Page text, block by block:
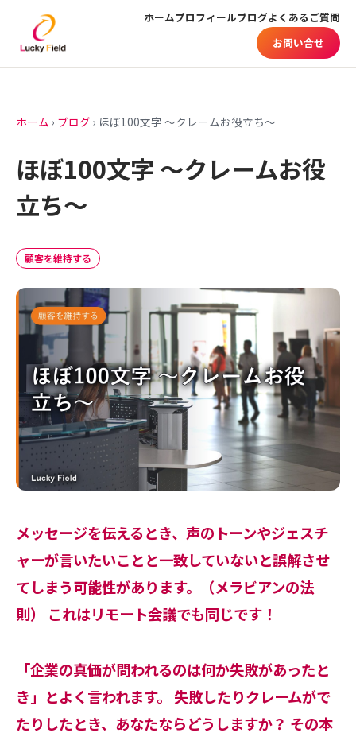
ホームプロフィールブログよくあるご質問
お問い合せ
ホーム › ブログ › ほぼ100文字 ～クレームお役立ち～
ほぼ100文字 ～クレームお役
立ち～
顧客を維持する
メッセージを伝えるとき、声のトーンやジェスチ
ャーが言いたいことと一致していないと誤解させ
てしまう可能性があります。（メラビアンの法
則） これはリモート会議でも同じです！
「企業の真価が問われるのは何か失敗があったと
き」とよく言われます。 失敗したりクレームがで
たりしたとき、あなたならどうしますか？ その本